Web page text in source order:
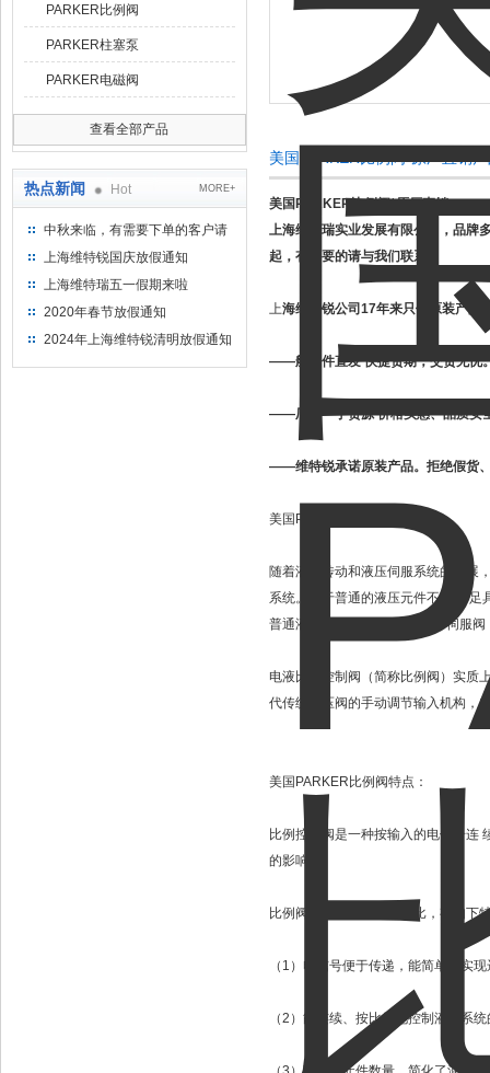
PARKER比例阀
PARKER柱塞泵
PARKER电磁阀
查看全部产品
热点新闻 Hot MORE+
中秋来临，有需要下单的客户请
提前下单
上海维特锐国庆放假通知
上海维特瑞五一假期来啦
2020年春节放假通知
2024年上海维特锐清明放假通知
美国PARKER比例阀*原厂直销
美国PARKER比例阀*原厂直销
上海维特瑞实业发展有限公司，品牌
起，有需要的请与我们联系。
上海维特锐公司17年来只做原装产品
——航空件直发 快捷货期，交货无忧
——厂家一手货源 价格实惠、品质安
——维特锐承诺原装产品。拒绝假货
美国PARKER比例阀简介：
随着液压传动和液压伺服系统的发展
系统。由于普通的液压元件不能满
普通液压元件 （开关控制） 和伺服
电液比例控制阀（简称比例阀）实质
代传统液压阀的手动调节输入机构，
美国PARKER比例阀特点：
比例控制阀是一种按输入的电信号连
的影响。
比例阀与普通液压元件相比，有如下
（1）电信号便于传递，能简单地实
（2）能连续、按比例地控制液压系